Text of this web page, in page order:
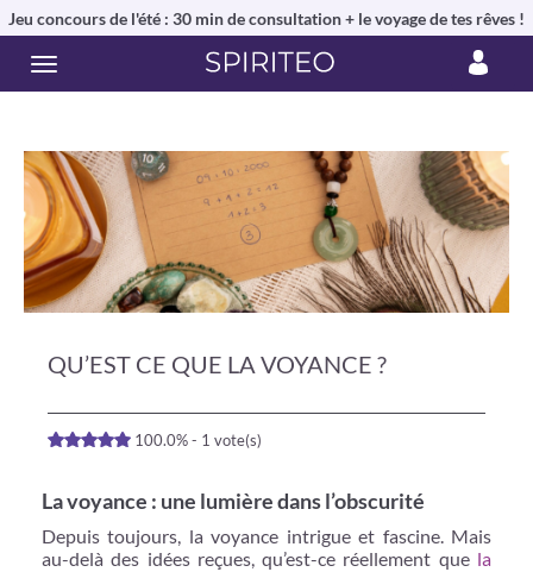
Jeu concours de l'été : 30 min de consultation + le voyage de tes rêves !
QU’EST CE QUE LA VOYANCE ?
100.0% - 1 vote(s)
La voyance : une lumière dans l’obscurité
Depuis toujours, la voyance intrigue et fascine. Mais
au-delà des idées reçues, qu’est-ce réellement que la